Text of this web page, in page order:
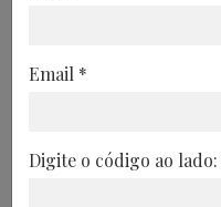
vinda a
Email *
Digite o código ao